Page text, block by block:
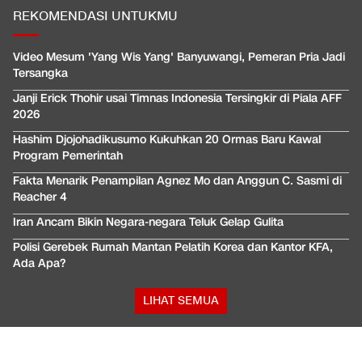
REKOMENDASI UNTUKMU
Video Mesum 'Yang Wis Yang' Banyuwangi, Pemeran Pria Jadi
Tersangka
Janji Erick Thohir usai Timnas Indonesia Tersingkir di Piala AFF
2026
Hashim Djojohadikusumo Kukuhkan 20 Ormas Baru Kawal
Program Pemerintah
Fakta Menarik Penampilan Agnez Mo dan Anggun C. Sasmi di
Reacher 4
Iran Ancam Bikin Negara-negara Teluk Gelap Gulita
Polisi Gerebek Rumah Mantan Pelatih Korea dan Kantor KFA,
Ada Apa?
LIHAT SEMUA